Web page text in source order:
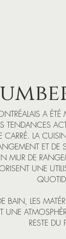
A ÉTÉ
TENDANCES
CARRÉ. LA
ET DE
MUR DE
UNE
BAIN, LES
UNE
RESTE DU